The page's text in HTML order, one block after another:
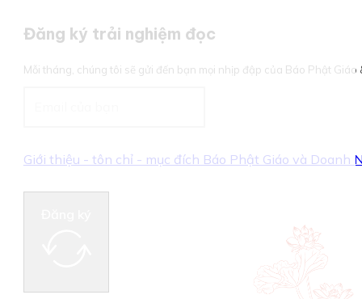
Đăng ký trải nghiệm đọc
Mỗi tháng, chúng tôi sẽ gửi đến bạn mọi nhịp đập của Báo Phật Giáo
Giới thiệu - tôn chỉ - mục đích Báo Phật Giáo và Doanh